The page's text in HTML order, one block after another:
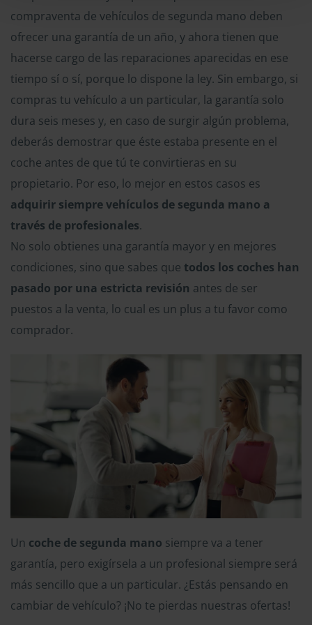
compraventa de vehículos de segunda mano deben
ofrecer una garantía de un año, y ahora tienen que
hacerse cargo de las reparaciones aparecidas en ese
tiempo sí o sí, porque lo dispone la ley. Sin embargo, si
compras tu vehículo a un particular, la garantía solo
dura seis meses y, en caso de surgir algún problema,
deberás demostrar que éste estaba presente en el
coche antes de que tú te convirtieras en su
propietario. Por eso, lo mejor en estos casos es
adquirir siempre vehículos de segunda mano a
través de profesionales.
No solo obtienes una garantía mayor y en mejores
condiciones, sino que sabes que todos los coches han
pasado por una estricta revisión antes de ser
puestos a la venta, lo cual es un plus a tu favor como
comprador.
Un coche de segunda mano siempre va a tener
garantía, pero exigírsela a un profesional siempre será
más sencillo que a un particular. ¿Estás pensando en
cambiar de vehículo? ¡No te pierdas nuestras ofertas!